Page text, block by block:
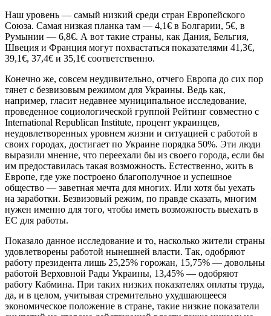
Наш уровень — самый низкий среди стран Европейского
Союза. Самая низкая планка там — 4,1€ в Болгарии, 5€, в
Румынии — 6,8€. А вот такие страны, как Дания, Бельгия,
Швеция и Франция могут похвастаться показателями 41,3€,
39,1€, 37,4€ и 35,1€ соответственно.
Конечно же, совсем неудивительно, отчего Европа до сих пор
тянет с безвизовым режимом для Украины. Ведь как,
например, гласит недавнее муниципальное исследование,
проведенное социологической группой Рейтинг совместно с
International Republican Institute, процент украинцев,
неудовлетворенных уровнем жизни и ситуацией с работой в
своих городах, достигает по Украине порядка 50%. Эти люди
выразили мнение, что переехали бы из своего города, если бы
им предоставилась такая возможность. Естественно, жить в
Европе, где уже построено благополучное и успешное
общество — заветная мечта для многих. Или хотя бы уехать
на заработки. Безвизовый режим, по правде сказать, многим
нужен именно для того, чтобы иметь возможность выехать в
ЕС для работы.
Показало данное исследование и то, насколько жители страны
удовлетворены работой нынешней власти. Так, одобряют
работу президента лишь 25,25% горожан, 15,75% — довольны
работой Верховной Рады Украины, 13,45% — одобряют
работу Кабмина. При таких низких показателях оплаты труда,
да, и в целом, учитывая стремительно ухудшающееся
экономическое положение в стране, такие низкие показатели